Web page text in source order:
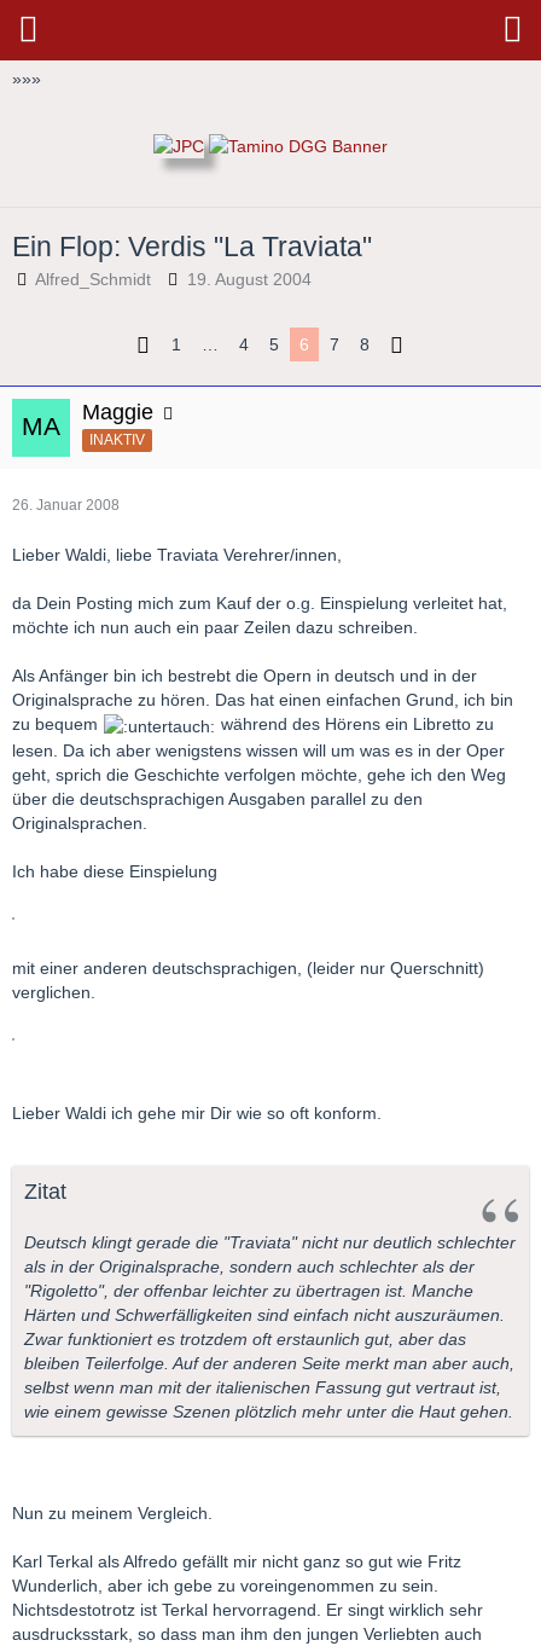
»»»
Ein Flop: Verdis "La Traviata"
Alfred_Schmidt 19. August 2004
1 … 4 5 6 7 8
Maggie
INAKTIV
26. Januar 2008
Lieber Waldi, liebe Traviata Verehrer/innen,
da Dein Posting mich zum Kauf der o.g. Einspielung verleitet hat,
möchte ich nun auch ein paar Zeilen dazu schreiben.
Als Anfänger bin ich bestrebt die Opern in deutsch und in der
Originalsprache zu hören. Das hat einen einfachen Grund, ich bin
zu bequem
während des Hörens ein Libretto zu
lesen. Da ich aber wenigstens wissen will um was es in der Oper
geht, sprich die Geschichte verfolgen möchte, gehe ich den Weg
über die deutschsprachigen Ausgaben parallel zu den
Originalsprachen.
Ich habe diese Einspielung
mit einer anderen deutschsprachigen, (leider nur Querschnitt)
verglichen.
Lieber Waldi ich gehe mir Dir wie so oft konform.
Zitat
Deutsch klingt gerade die "Traviata" nicht nur deutlich schlechter
als in der Originalsprache, sondern auch schlechter als der
"Rigoletto", der offenbar leichter zu übertragen ist. Manche
Härten und Schwerfälligkeiten sind einfach nicht auszuräumen.
Zwar funktioniert es trotzdem oft erstaunlich gut, aber das
bleiben Teilerfolge. Auf der anderen Seite merkt man aber auch,
selbst wenn man mit der italienischen Fassung gut vertraut ist,
wie einem gewisse Szenen plötzlich mehr unter die Haut gehen.
Nun zu meinem Vergleich.
Karl Terkal als Alfredo gefällt mir nicht ganz so gut wie Fritz
Wunderlich, aber ich gebe zu voreingenommen zu sein.
Nichtsdestotrotz ist Terkal hervorragend. Er singt wirklich sehr
ausdrucksstark, so dass man ihm den jungen Verliebten auch